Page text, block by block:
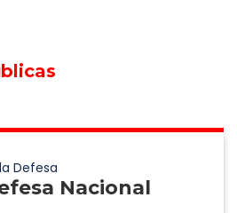
Defesa
Nacional